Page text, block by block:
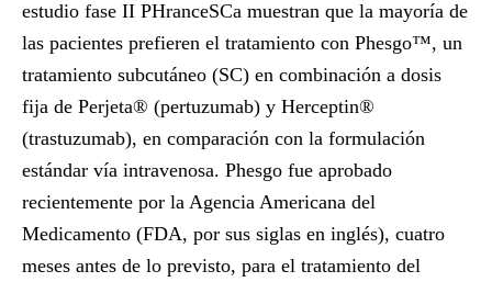
estudio fase II PHranceSCa muestran que la mayoría de
las pacientes prefieren el tratamiento con Phesgo™, un
tratamiento subcutáneo (SC) en combinación a dosis
fija de Perjeta® (pertuzumab) y Herceptin®
(trastuzumab), en comparación con la formulación
estándar vía intravenosa. Phesgo fue aprobado
recientemente por la Agencia Americana del
Medicamento (FDA, por sus siglas en inglés), cuatro
meses antes de lo previsto, para el tratamiento del